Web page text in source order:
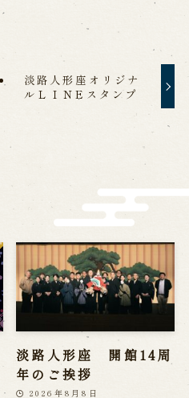
ールでお問い合わせ
ォームから予約
淡路人形座オリジナ
ルＬＩＮEスタンプ
淡路人形座 開館14周
年のご挨拶
2026年8月8日